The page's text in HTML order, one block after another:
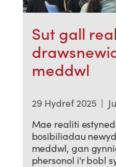
Sut gall
meddwl
29 Hydref 2025 |
Mae realiti
bosibiliadau
meddwl, gan
phersonol i'r bobl